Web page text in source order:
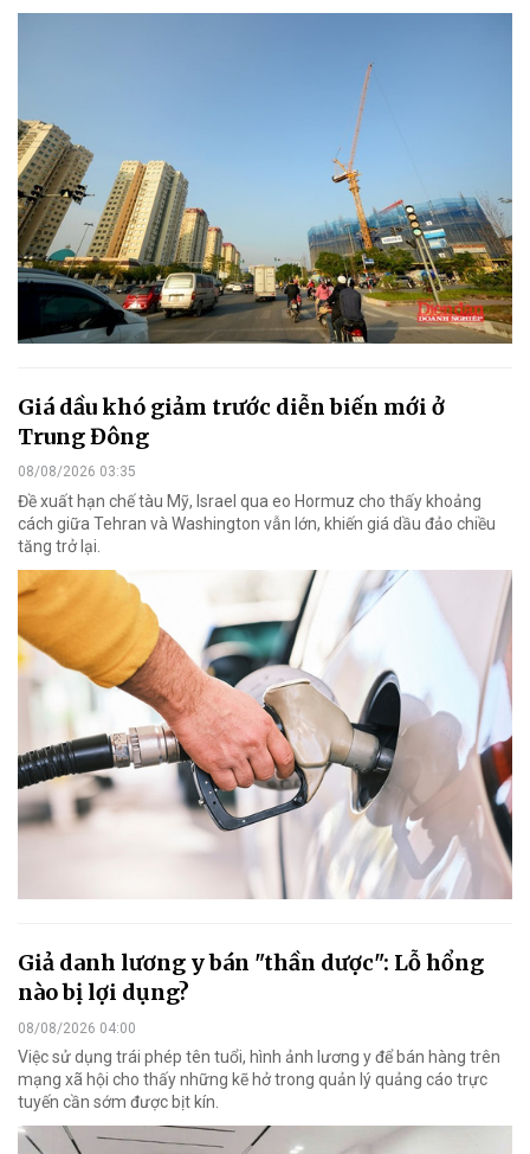
Giá dầu khó giảm trước diễn biến mới ở
Trung Đông
08/08/2026 03:35
Đề xuất hạn chế tàu Mỹ, Israel qua eo Hormuz cho thấy khoảng
cách giữa Tehran và Washington vẫn lớn, khiến giá dầu đảo chiều
tăng trở lại.
Giả danh lương y bán "thần dược": Lỗ hổng
nào bị lợi dụng?
08/08/2026 04:00
Việc sử dụng trái phép tên tuổi, hình ảnh lương y để bán hàng trên
mạng xã hội cho thấy những kẽ hở trong quản lý quảng cáo trực
tuyến cần sớm được bịt kín.